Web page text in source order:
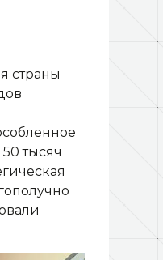
страны
тысяч